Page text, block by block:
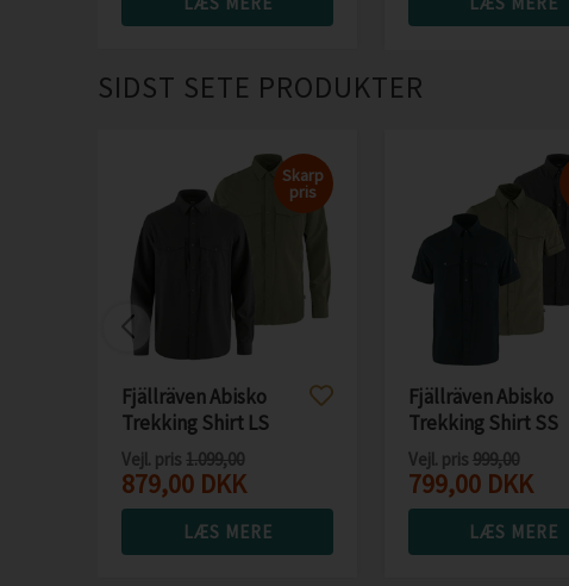
SIDST SETE PRODUKTER
Skarp
pris
Fjällräven Abisko
Trekking Shirt LS
Men
Vejl. pris 1.099,00
879,00 DKK
LÆS MERE
Fjällräven Abisko
Trekking Shirt SS
Men
Vejl. pris 999,00
799,00 DKK
LÆS MERE